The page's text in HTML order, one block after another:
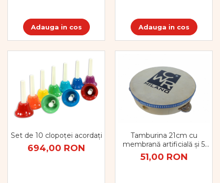
Adauga in cos Adauga in cos
Set de 10 clopoței acordați
694,00 RON
Tamburina 21cm cu
membrană artificială și 5
perechi de zurgălăi
51,00 RON